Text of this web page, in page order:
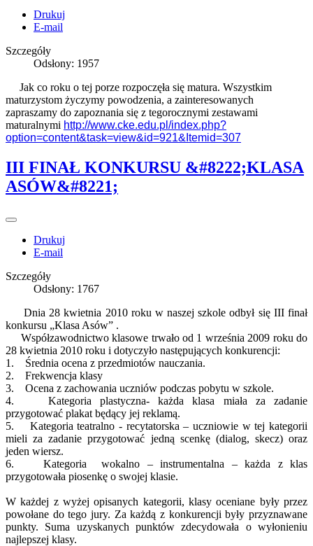
Drukuj
E-mail
Szczegóły
Odsłony: 1957
Jak co roku o tej porze rozpoczęła się matura. Wszystkim
maturzystom życzymy powodzenia, a zainteresowanych
zapraszamy do zapoznania się z tegorocznymi zestawami
maturalnymi http://www.cke.edu.pl/index.php?
option=content&task=view&id=921&Itemid=307
III FINAŁ KONKURSU &#8222;KLASA
ASÓW&#8221;
Drukuj
E-mail
Szczegóły
Odsłony: 1767
Dnia 28 kwietnia 2010 roku w naszej szkole odbył się III finał
konkursu „Klasa Asów” .
Współzawodnictwo klasowe trwało od 1 września 2009 roku do
28 kwietnia 2010 roku i dotyczyło następujących konkurencji:
1. Średnia ocena z przedmiotów nauczania.
2. Frekwencja klasy
3. Ocena z zachowania uczniów podczas pobytu w szkole.
4. Kategoria plastyczna- każda klasa miała za zadanie
przygotować plakat będący jej reklamą.
5. Kategoria teatralno - recytatorska – uczniowie w tej kategorii
mieli za zadanie przygotować jedną scenkę (dialog, skecz) oraz
jeden wiersz.
6. Kategoria wokalno – instrumentalna – każda z klas
przygotowała piosenkę o swojej klasie.
W każdej z wyżej opisanych kategorii, klasy oceniane były przez
powołane do tego jury. Za każdą z konkurencji były przyznawane
punkty. Suma uzyskanych punktów zdecydowała o wyłonieniu
najlepszej klasy.